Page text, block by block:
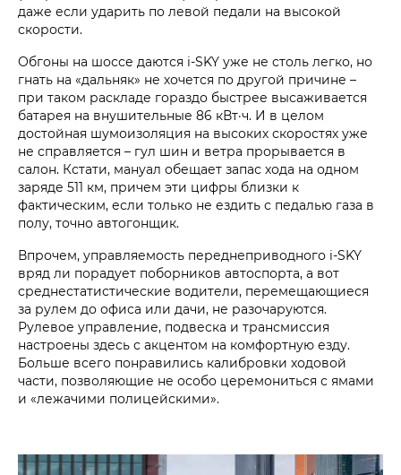
даже если ударить по левой педали на высокой
скорости.
Обгоны на шоссе даются i‑SKY уже не столь легко, но
гнать на «дальняк» не хочется по другой причине –
при таком раскладе гораздо быстрее высаживается
батарея на внушительные 86 кВт·ч. И в целом
достойная шумоизоляция на высоких скоростях уже
не справляется – гул шин и ветра прорывается в
салон. Кстати, мануал обещает запас хода на одном
заряде 511 км, причем эти цифры близки к
фактическим, если только не ездить с педалью газа в
полу, точно автогонщик.
Впрочем, управляемость переднеприводного i‑SKY
вряд ли порадует поборников автоспорта, а вот
среднестатистические водители, перемещающиеся
за рулем до офиса или дачи, не разочаруются.
Рулевое управление, подвеска и трансмиссия
настроены здесь с акцентом на комфортную езду.
Больше всего понравились калибровки ходовой
части, позволяющие не особо церемониться с ямами
и «лежачими полицейскими».